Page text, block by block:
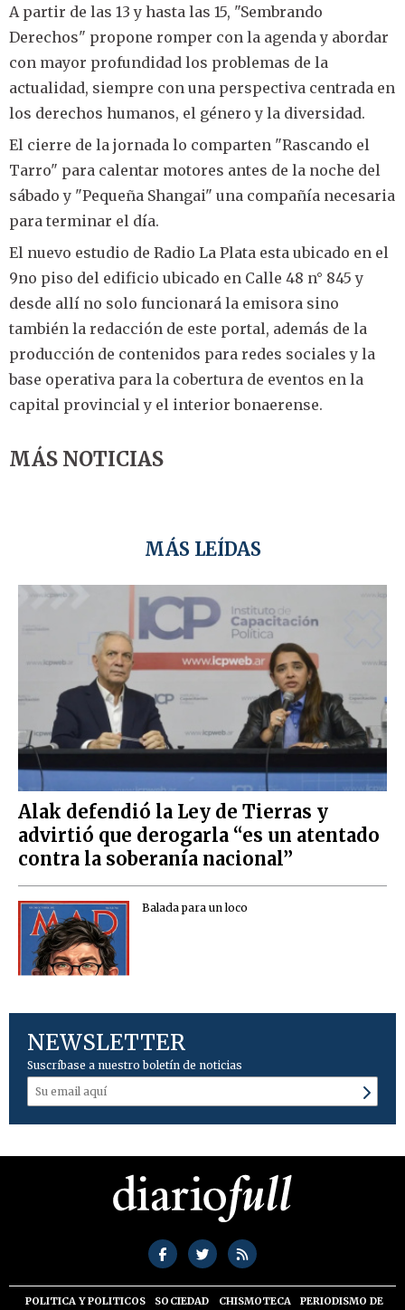
A partir de las 13 y hasta las 15, "Sembrando
Derechos" propone romper con la agenda y abordar
con mayor profundidad los problemas de la
actualidad, siempre con una perspectiva centrada en
los derechos humanos, el género y la diversidad.
El cierre de la jornada lo comparten "Rascando el
Tarro" para calentar motores antes de la noche del
sábado y "Pequeña Shangai" una compañía necesaria
para terminar el día.
El nuevo estudio de Radio La Plata esta ubicado en el
9no piso del edificio ubicado en Calle 48 n° 845 y
desde allí no solo funcionará la emisora sino
también la redacción de este portal, además de la
producción de contenidos para redes sociales y la
base operativa para la cobertura de eventos en la
capital provincial y el interior bonaerense.
MÁS NOTICIAS
MÁS LEÍDAS
Alak defendió la Ley de Tierras y
advirtió que derogarla “es un atentado
contra la soberanía nacional”
Balada para un loco
NEWSLETTER
Suscríbase a nuestro boletín de noticias
POLITICA Y POLITICOS SOCIEDAD CHISMOTECA PERIODISMO DE